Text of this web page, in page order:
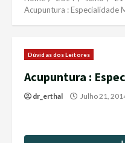
Acupuntura : Especialidade
Dúvidas dos Leitores
Acupuntura :
dr_erthal Julho 21,